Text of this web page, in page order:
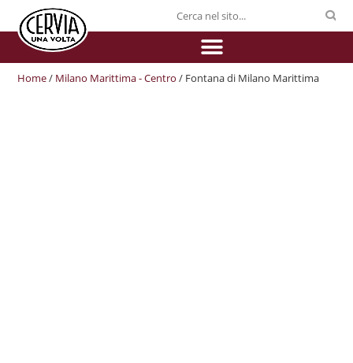
Home/ Milano Marittima - Centro / Fontana di Milano Marittima